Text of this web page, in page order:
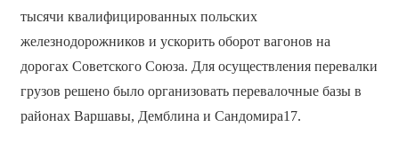
тысячи квалифицированных польских
железнодорожников и ускорить оборот вагонов на
дорогах Советского Союза. Для осуществления перевалки
грузов решено было организовать перевалочные базы в
районах Варшавы, Демблина и Сандомира17.